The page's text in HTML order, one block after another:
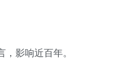
影响近百年。